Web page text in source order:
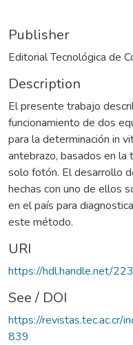
Publisher
Editorial Tecnológica de
Description
El presente trabajo
funcionamiento de dos
para la determinación in
antebrazo, basados en la
solo fotón. El desarrollo
hechas con uno de ellos
en el país para
este método.
URI
https://hdl.handle.net/
See / DOI
https://revistas.tec.ac.cr/
839